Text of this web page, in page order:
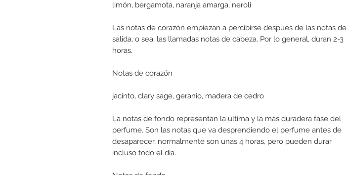
limón, bergamota, naranja amarga, neroli
Las notas de corazón empiezan a percibirse después de las notas de
salida, o sea, las llamadas notas de cabeza. Por lo general, duran 2-3
horas.
Notas de corazón
jacinto, clary sage, geranio, madera de cedro
La notas de fondo representan la última y la más duradera fase del
perfume. Son las notas que va desprendiendo el perfume antes de
desaparecer, normalmente son unas 4 horas, pero pueden durar
incluso todo el día.